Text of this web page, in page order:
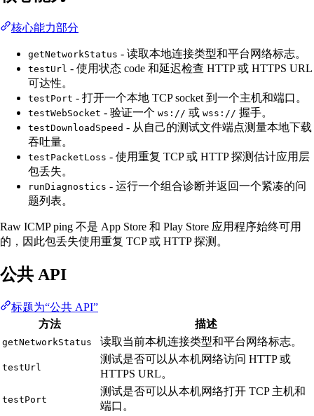
核心能力部分
getNetworkStatus - 读取本地连接类型和平台网络标志。
testUrl - 使用状态 code 和延迟检查 HTTP 或 HTTPS URL
可达性。
testPort - 打开一个本地 TCP socket 到一个主机和端口。
testWebSocket - 验证一个 ws:// 或 wss:// 握手。
testDownloadSpeed - 从自己的测试文件端点测量本地下载
吞吐量。
testPacketLoss - 使用重复 TCP 或 HTTP 探测估计应用层
包丢失。
runDiagnostics - 运行一个组合诊断并返回一个紧凑的问
题列表。
Raw ICMP ping 不是 App Store 和 Play Store 应用程序始终可用
的，因此包丢失使用重复 TCP 或 HTTP 探测。
公共 API
标题为“公共 API”
方法
描述
getNetworkStatus 读取当前本机连接类型和平台网络标志。
testUrl
测试是否可以从本机网络访问 HTTP 或
HTTPS URL。
testPort
测试是否可以从本机网络打开 TCP 主机和
端口。